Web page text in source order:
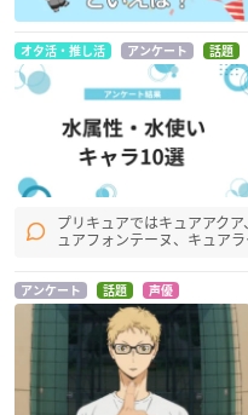
オタ活・推し活 アンケート 話題
プリキュアではキュアアク
ュアフォンテーヌ、キュア
アンケート 話題 声優